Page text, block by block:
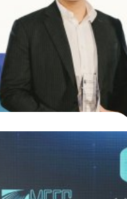
อร์เมชันครบวงจร นำ
านเจ้าหน้าที่เทคโนโลยี
นตัวแทนขึ้นรับรางวัล
กในงานประกาศ
2022 ที่จัดขึ้นโดย
ณาจักร The Global
Innovative End-to-
Provider หรือรางวัล
ทัลทรานส์ฟอร์เมชันแบบ
ะเทคโนโลยีเพื่อธุรกิจ
ปิด 2 ดีลบิ๊ก Tech